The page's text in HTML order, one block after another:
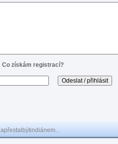
Co získám registrací?